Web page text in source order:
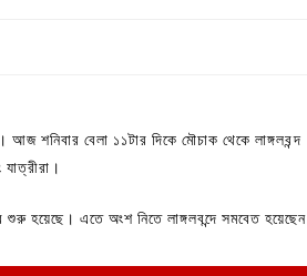
আজ শনিবার বেলা ১১টার দিকে মৌচাক থেকে লাঙ্গলবন্দ
শুরু হয়েছে। এতে অংশ নিতে লাঙ্গলবন্দে সমবেত হয়েছেন